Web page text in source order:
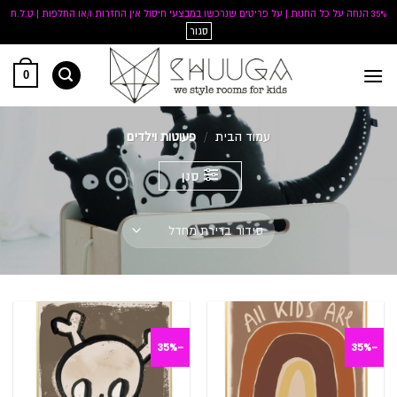
35% הנחה על כל החנות | על פריטים שנרכשו במבצעי חיסול אין החזרות ו/או החלפות | ט.ל.ח
סגור
0
עמוד הבית / פעוטות וילדים
סנן
-35%
-35%